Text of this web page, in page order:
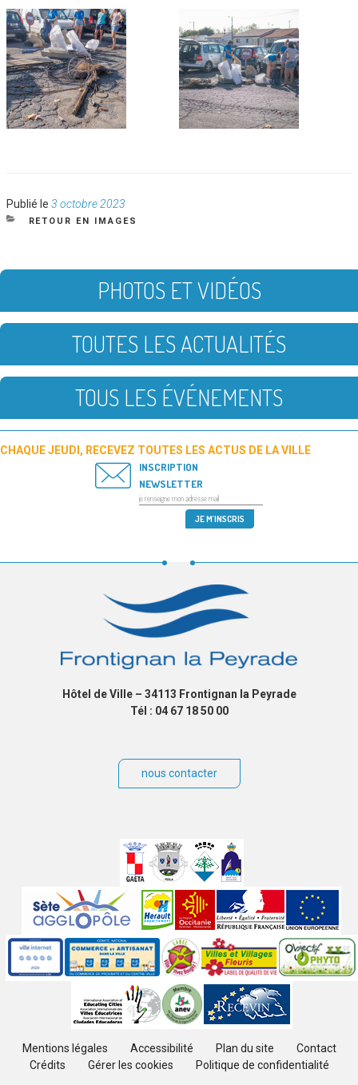
Publié le Publié
le
3 octobre 2023
CATÉGORIES
RETOUR EN IMAGES
PHOTOS ET VIDÉOS
TOUTES LES ACTUALITÉS
TOUS LES ÉVÉNEMENTS
CHAQUE JEUDI, RECEVEZ TOUTES LES ACTUS DE LA VILLE
INSCRIPTION
NEWSLETTER
Hôtel de Ville – 34113 Frontignan la Peyrade
Tél : 04 67 18 50 00
nous contacter
partenaires
Labels
Mentions légales Accessibilité Plan du site
Contact
Crédits
Gérer les cookies Politique de confidentialité